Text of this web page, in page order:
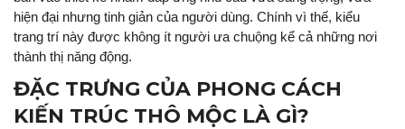
hiện đại nhưng tinh giản của người dùng. Chính vì thế, kiểu
trang trí này được không ít người ưa chuộng kể cả những nơi
thành thị năng động.
ĐẶC TRƯNG CỦA PHONG CÁCH
KIẾN TRÚC THÔ MỘC LÀ GÌ?